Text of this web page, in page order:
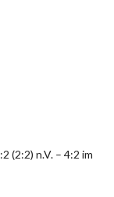
(2:2) n.V. – 4:2 im